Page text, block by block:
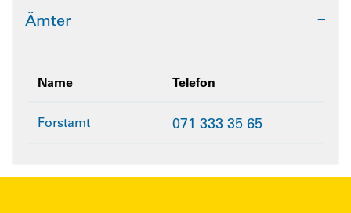
Ämter
Name Telefon
Forstamt 071 333 35 65